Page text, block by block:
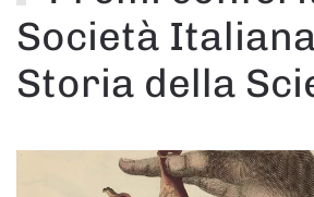
Società
Storia della